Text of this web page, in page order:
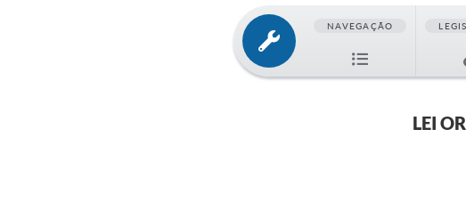
NAVEGAÇÃO
LEI